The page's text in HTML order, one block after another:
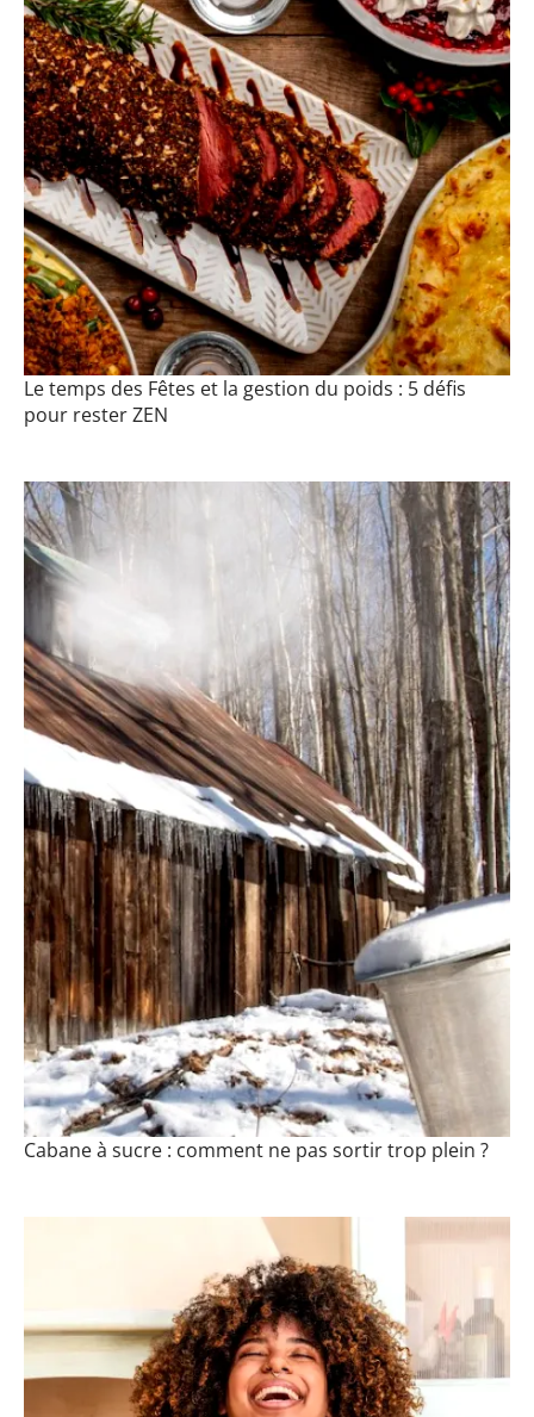
Le temps des Fêtes et la gestion du poids : 5 défis
pour rester ZEN
Cabane à sucre : comment ne pas sortir trop plein ?